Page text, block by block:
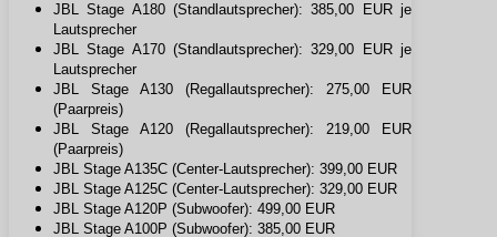
JBL Stage A180 (Standlautsprecher): 385,00 EUR je
Lautsprecher
JBL Stage A170 (Standlautsprecher): 329,00 EUR je
Lautsprecher
JBL Stage A130 (Regallautsprecher): 275,00 EUR
(Paarpreis)
JBL Stage A120 (Regallautsprecher): 219,00 EUR
(Paarpreis)
JBL Stage A135C (Center-Lautsprecher): 399,00 EUR
JBL Stage A125C (Center-Lautsprecher): 329,00 EUR
JBL Stage A120P (Subwoofer): 499,00 EUR
JBL Stage A100P (Subwoofer): 385,00 EUR